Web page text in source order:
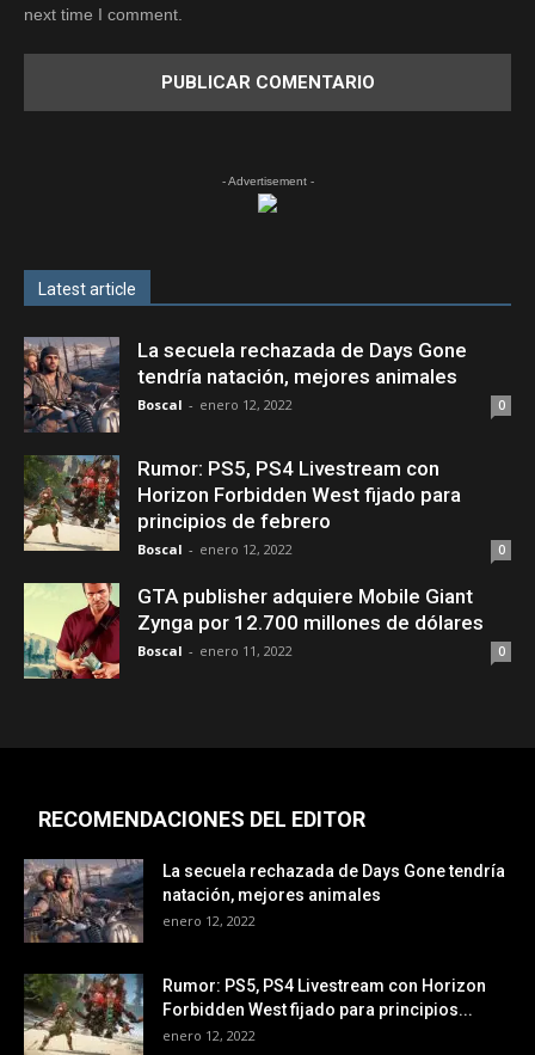
next time I comment.
- Advertisement -
Latest article
La secuela rechazada de Days Gone
tendría natación, mejores animales
Boscal - enero 12, 2022 0
Rumor: PS5, PS4 Livestream con
Horizon Forbidden West fijado para
principios de febrero
Boscal - enero 12, 2022 0
GTA publisher adquiere Mobile Giant
Zynga por 12.700 millones de dólares
Boscal - enero 11, 2022 0
RECOMENDACIONES DEL EDITOR
La secuela rechazada de Days Gone tendría
natación, mejores animales
enero 12, 2022
Rumor: PS5, PS4 Livestream con Horizon
Forbidden West fijado para principios...
enero 12, 2022